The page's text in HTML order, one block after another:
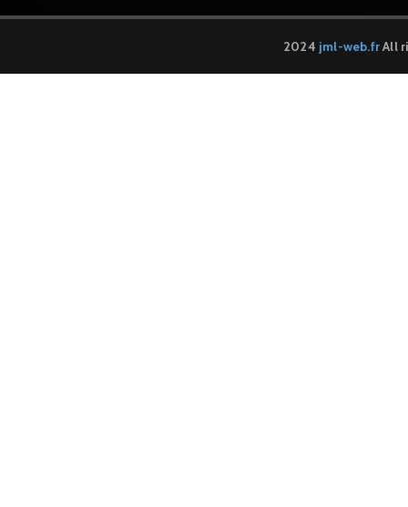
2024 jml-web.frAll